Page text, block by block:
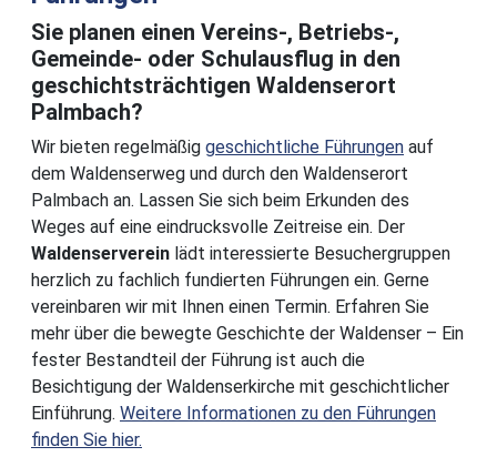
Sie planen einen Vereins-, Betriebs-,
Gemeinde- oder Schulausflug in den
geschichtsträchtigen Waldenserort
Palmbach?
Wir bieten regelmäßig geschichtliche Führungen auf
dem Waldenserweg und durch den Waldenserort
Palmbach an. Lassen Sie sich beim Erkunden des
Weges auf eine eindrucksvolle Zeitreise ein. Der
Waldenserverein lädt interessierte Besuchergruppen
herzlich zu fachlich fundierten Führungen ein. Gerne
vereinbaren wir mit Ihnen einen Termin. Erfahren Sie
mehr über die bewegte Geschichte der Waldenser – Ein
fester Bestandteil der Führung ist auch die
Besichtigung der Waldenserkirche mit geschichtlicher
Einführung. Weitere Informationen zu den Führungen
finden Sie hier.